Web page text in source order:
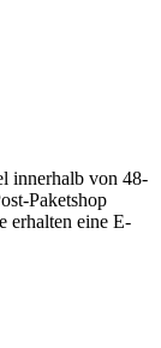
innerhalb von 48-
Paketshop
erhalten eine E-